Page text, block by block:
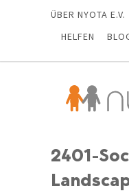
ÜBER NYOTA E.V.
HELFEN
2401-